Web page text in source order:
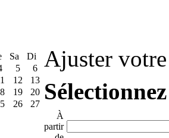
Sa
Di
5
6
12
13
19
20
26
27
Ajuster
À
partir